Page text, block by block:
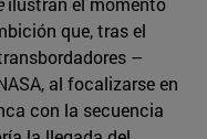
que, tras el
–
al focalizarse en
con la secuencia